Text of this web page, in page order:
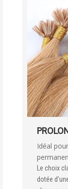
Idéal
Le choix
dotée